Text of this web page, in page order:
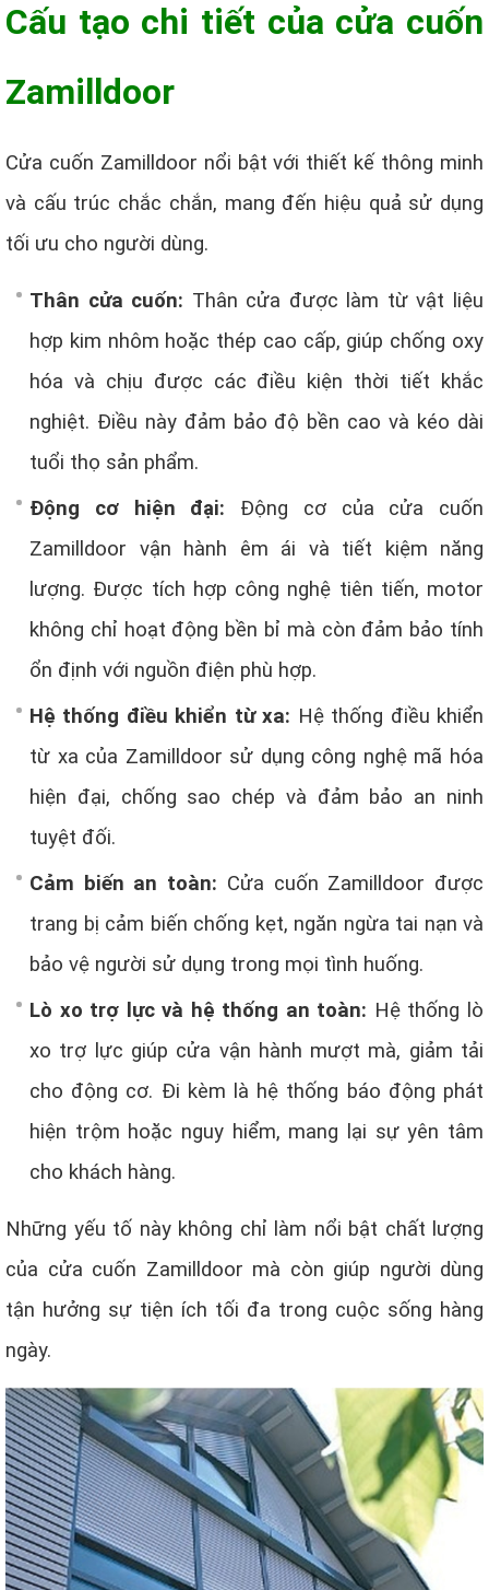
Cấu tạo chi tiết của cửa cuốn
Zamilldoor
Cửa cuốn Zamilldoor nổi bật với thiết kế thông minh
và cấu trúc chắc chắn, mang đến hiệu quả sử dụng
tối ưu cho người dùng.
Thân cửa cuốn: Thân cửa được làm từ vật liệu
hợp kim nhôm hoặc thép cao cấp, giúp chống oxy
hóa và chịu được các điều kiện thời tiết khắc
nghiệt. Điều này đảm bảo độ bền cao và kéo dài
tuổi thọ sản phẩm.
Động cơ hiện đại: Động cơ của cửa cuốn
Zamilldoor vận hành êm ái và tiết kiệm năng
lượng. Được tích hợp công nghệ tiên tiến, motor
không chỉ hoạt động bền bỉ mà còn đảm bảo tính
ổn định với nguồn điện phù hợp.
Hệ thống điều khiển từ xa: Hệ thống điều khiển
từ xa của Zamilldoor sử dụng công nghệ mã hóa
hiện đại, chống sao chép và đảm bảo an ninh
tuyệt đối.
Cảm biến an toàn: Cửa cuốn Zamilldoor được
trang bị cảm biến chống kẹt, ngăn ngừa tai nạn và
bảo vệ người sử dụng trong mọi tình huống.
Lò xo trợ lực và hệ thống an toàn: Hệ thống lò
xo trợ lực giúp cửa vận hành mượt mà, giảm tải
cho động cơ. Đi kèm là hệ thống báo động phát
hiện trộm hoặc nguy hiểm, mang lại sự yên tâm
cho khách hàng.
Những yếu tố này không chỉ làm nổi bật chất lượng
của cửa cuốn Zamilldoor mà còn giúp người dùng
tận hưởng sự tiện ích tối đa trong cuộc sống hàng
ngày.